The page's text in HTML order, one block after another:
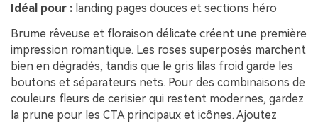
Idéal pour : landing pages douces et sections héro
Brume rêveuse et floraison délicate créent une première
impression romantique. Les roses superposés marchent
bien en dégradés, tandis que le gris lilas froid garde les
boutons et séparateurs nets. Pour des combinaisons de
couleurs fleurs de cerisier qui restent modernes, gardez
la prune pour les CTA principaux et icônes. Ajoutez